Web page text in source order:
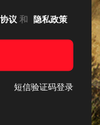
议 和 隐私政策
短信验证码登录